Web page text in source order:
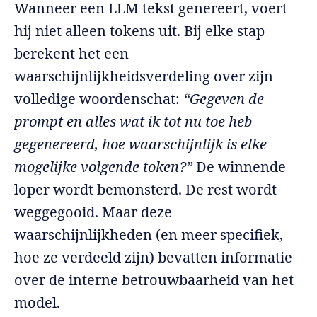
Wanneer een LLM tekst genereert, voert
hij niet alleen tokens uit. Bij elke stap
berekent het een
waarschijnlijkheidsverdeling over zijn
volledige woordenschat: “Gegeven de
prompt en alles wat ik tot nu toe heb
gegenereerd, hoe waarschijnlijk is elke
mogelijke volgende token?”De winnende
loper wordt bemonsterd. De rest wordt
weggegooid. Maar deze
waarschijnlijkheden (en meer specifiek,
hoe ze verdeeld zijn) bevatten informatie
over de interne betrouwbaarheid van het
model.